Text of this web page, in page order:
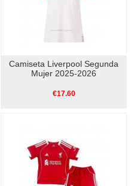
Camiseta Liverpool Segunda
Mujer 2025-2026
€17.60